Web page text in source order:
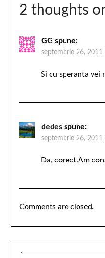
2 thoughts
GG spune:
septembrie 26, 2011
Si cu speranta vei
dedes spune:
septembrie 26, 2011
Da, corect.Am
Comments are closed.